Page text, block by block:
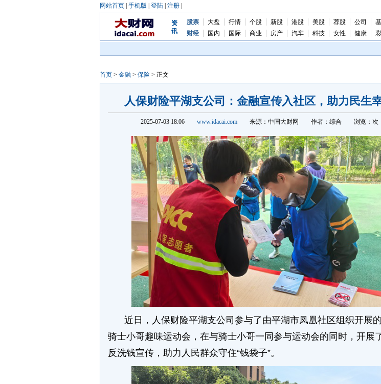
网站首页| 手机版 登陆| 注册|
资
讯
股票 大盘 行情 个股 新股 港股 美股 荐股 公司
财经
国内 国际 商业 房产 汽车 科技 女性 健康
首页> 金融> 保险> 正文
人保财险平湖支公司：金融宣传入社区，助力民生
2025-07-03 18:06 www.idacai.com 来源：中国大财网 作者：综合 浏览： 次
近日，人保财险平湖支公司参与了由平湖市凤凰社区组织开展
骑士小哥趣味运动会，在与骑士小哥一同参与运动会的同时，开展
反洗钱宣传，助力人民群众守住“钱袋子”。